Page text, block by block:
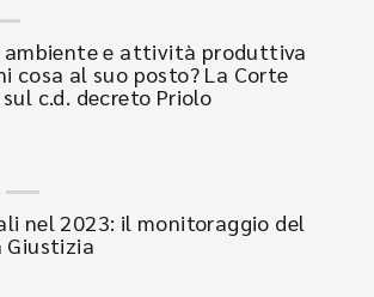
e attività produttiva
cosa al suo posto? La Corte
c.d. decreto Priolo
nel 2023: il monitoraggio del
Giustizia